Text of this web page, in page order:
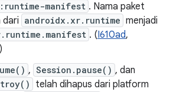
manifest . Nama paket
dari androidx.xr.runtime menjadi
. (I610ad,
)
, Session.pause() , dan
telah dihapus dari platform